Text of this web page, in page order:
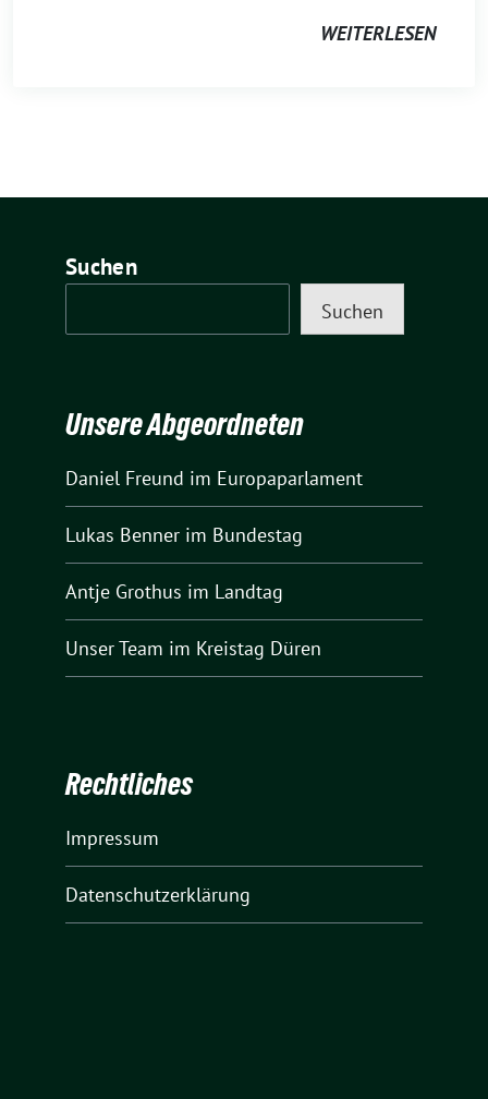
WEITERLESEN
Suchen
Suchen
Unsere Abgeordneten
Daniel Freund im Europaparlament
Lukas Benner im Bundestag
Antje Grothus im Landtag
Unser Team im Kreistag Düren
Rechtliches
Impressum
Datenschutzerklärung